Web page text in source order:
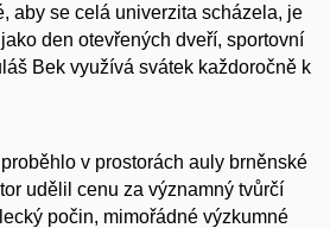
aby se celá univerzita scházela, je
den otevřených dveří, sportovní
Bek využívá svátek každoročně k
v prostorách auly brněnské
udělil cenu za významný tvůrčí
počin, mimořádné výzkumné